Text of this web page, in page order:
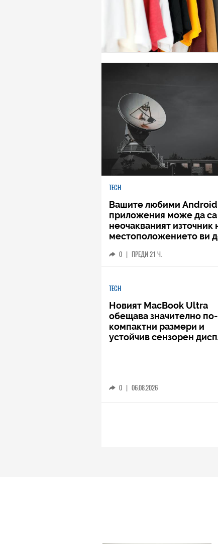
TECH
Вашите любими Android
приложения може да са
неочакваният източник
местоположението ви
0 | ПРЕДИ 21 Ч.
TECH
Новият MacBook Ultra
обещава значително по-
компактни размери и
устойчив сензорен
0 | 06.08.2026